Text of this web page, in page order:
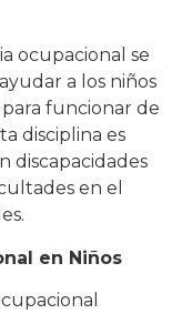
ocupacional se
a los niños
funcionar de
disciplina es
discapacidades
en el
en Niños